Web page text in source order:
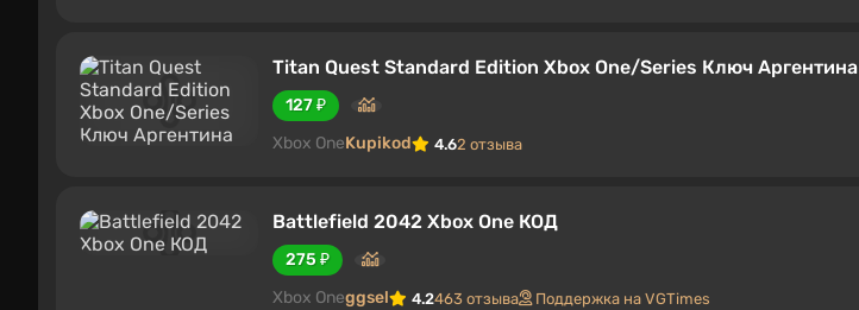
Titan Quest Standard Edition Xbox One/Series Ключ Аргентина
127 ₽
Xbox OneKupikod 4.62 отзыва
Battlefield 2042 Xbox One КОД
275 ₽
Xbox Oneggsel 4.2463 отзыва Поддержка на VGTimes